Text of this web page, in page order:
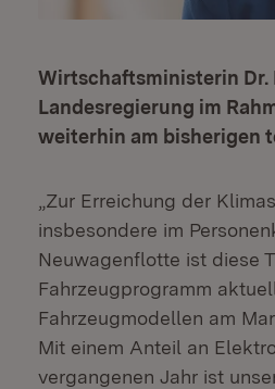
Wirtschaftsministerin
Landesregierung im
weiterhin am bisherigen
„Zur Erreichung der
insbesondere im
Neuwagenflotte ist diese
Fahrzeugprogramm
Fahrzeugmodellen am
Mit einem Anteil an
vergangenen Jahr ist